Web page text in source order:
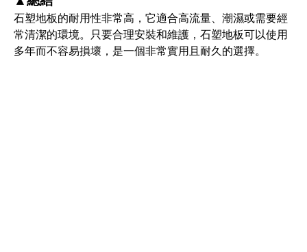
石塑地板的耐用性非常高，它適合高流量、潮濕或需要經
常清潔的環境。只要合理安裝和維護，石塑地板可以使用
多年而不容易損壞，是一個非常實用且耐久的選擇。